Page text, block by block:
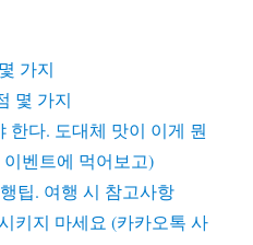
가지
몇 가지
한다. 도대체 맛이 이게 뭔
이벤트에 먹어보고)
팁. 여행 시 참고사항
키지 마세요 (카카오톡 사